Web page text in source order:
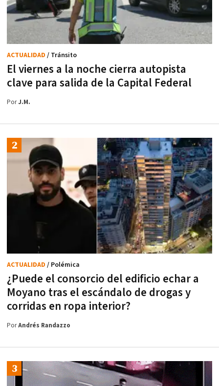
El viernes a la noche cierra autopista
clave para salida de la Capital Federal
ACTUALIDAD / Tránsito
PorJ.M.
¿Puede el consorcio del edificio echar a
Moyano tras el escándalo de drogas y
corridas en ropa interior?
ACTUALIDAD / Polémica
PorAndrés Randazzo